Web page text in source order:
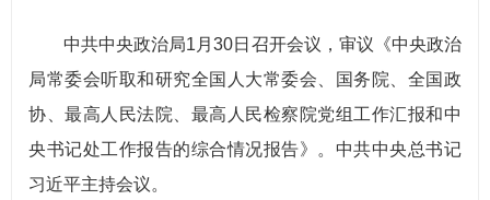
中共中央政治局1月30日召开会议，审议《中央政治
局常委会听取和研究全国人大常委会、国务院、全国政
协、最高人民法院、最高人民检察院党组工作汇报和中
央书记处工作报告的综合情况报告》。中共中央总书记
习近平主持会议。